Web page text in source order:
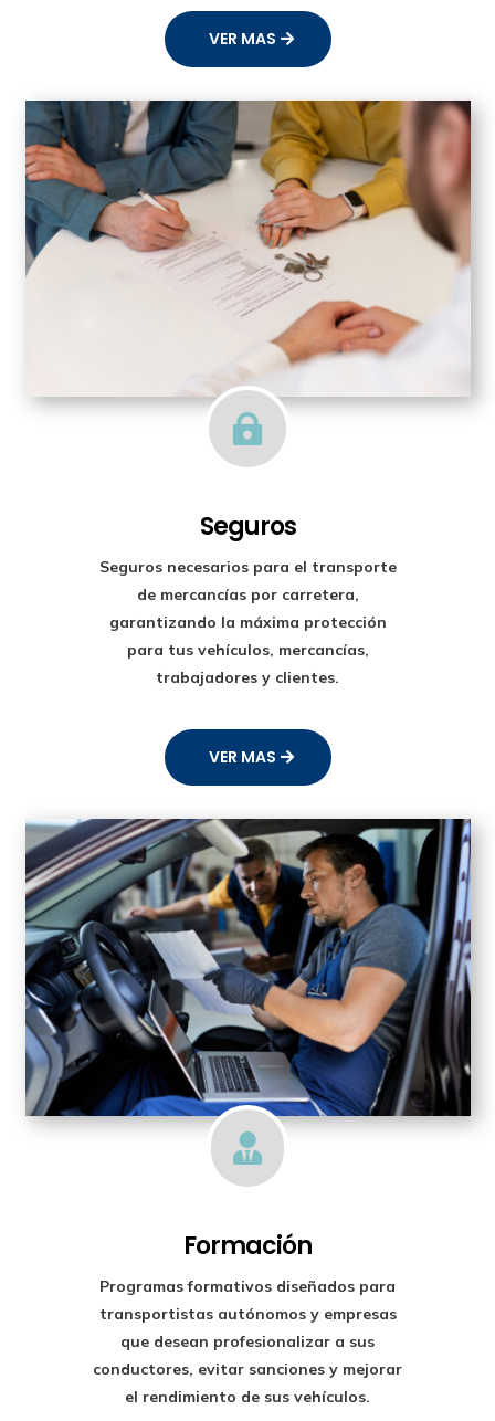
VER MAS

Seguros
Seguros necesarios para el transporte
de mercancías por carretera,
garantizando la máxima protección
para tus vehículos, mercancías,
trabajadores y clientes.
VER MAS

Formación
Programas formativos diseñados para
transportistas autónomos y empresas
que desean profesionalizar a sus
conductores, evitar sanciones y mejorar
el rendimiento de sus vehículos.